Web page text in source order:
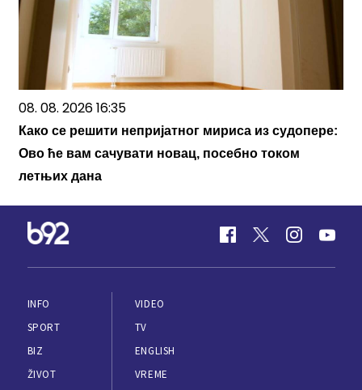
08. 08. 2026 16:35
Како се решити непријатног мириса из судопере:
Ово ће вам сачувати новац, посебно током
летњих дана
INFO
SPORT
BIZ
ŽIVOT
VIDEO
TV
ENGLISH
VREME